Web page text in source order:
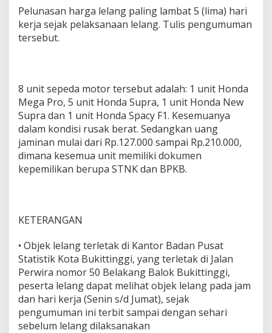
Pelunasan harga lelang paling lambat 5 (lima) hari
kerja sejak pelaksanaan lelang. Tulis pengumuman
tersebut.
8 unit sepeda motor tersebut adalah: 1 unit Honda
Mega Pro, 5 unit Honda Supra, 1 unit Honda New
Supra dan 1 unit Honda Spacy F1. Kesemuanya
dalam kondisi rusak berat. Sedangkan uang
jaminan mulai dari Rp.127.000 sampai Rp.210.000,
dimana kesemua unit memiliki dokumen
kepemilikan berupa STNK dan BPKB.
KETERANGAN
• Objek lelang terletak di Kantor Badan Pusat
Statistik Kota Bukittinggi, yang terletak di Jalan
Perwira nomor 50 Belakang Balok Bukittinggi,
peserta lelang dapat melihat objek lelang pada jam
dan hari kerja (Senin s/d Jumat), sejak
pengumuman ini terbit sampai dengan sehari
sebelum lelang dilaksanakan